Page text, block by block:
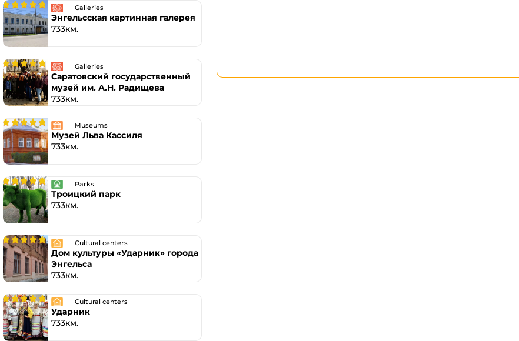
Galleries
Энгельсская картинная галерея
733км.
Galleries
Саратовский государственный
музей им. А.Н. Радищева
733км.
Museums
Музей Льва Кассиля
733км.
Parks
Троицкий парк
733км.
Cultural centers
Дом культуры «Ударник» города
Энгельса
733км.
Cultural centers
Ударник
733км.